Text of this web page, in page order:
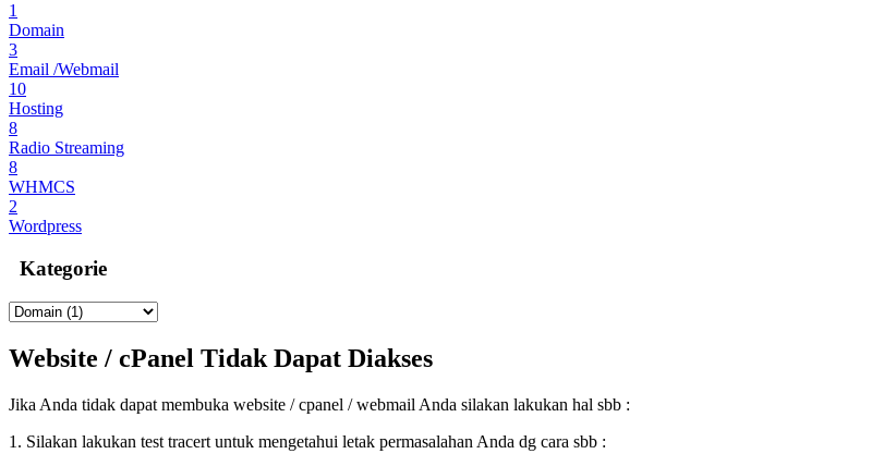
1
Domain
3
Email /Webmail
10
Hosting
8
Radio Streaming
8
WHMCS
2
Wordpress
Kategorie
Website / cPanel Tidak Dapat Diakses
Jika Anda tidak dapat membuka website / cpanel / webmail Anda silakan lakukan hal sbb :
1. Silakan lakukan test tracert untuk mengetahui letak permasalahan Anda dg cara sbb :